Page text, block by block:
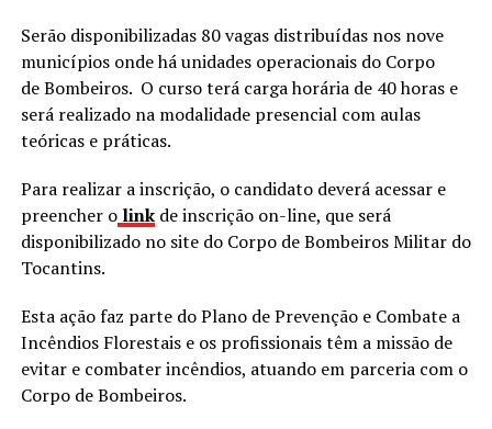
Serão disponibilizadas 80 vagas distribuídas nos nove
municípios onde há unidades operacionais do Corpo
de Bombeiros. O curso terá carga horária de 40 horas e
será realizado na modalidade presencial com aulas
teóricas e práticas.
Para realizar a inscrição, o candidato deverá acessar e
preencher o linkde inscrição on-line, que será
disponibilizado no site do Corpo de Bombeiros Militar do
Tocantins.
Esta ação faz parte do Plano de Prevenção e Combate a
Incêndios Florestais e os profissionais têm a missão de
evitar e combater incêndios, atuando em parceria com o
Corpo de Bombeiros.